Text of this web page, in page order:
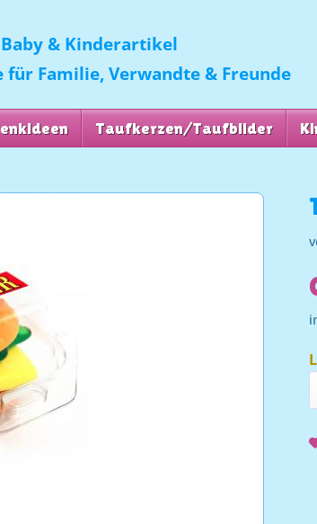
& Kinderartikel
für Familie, Verwandte & Freunde
Taufkerzen/Taufbilder